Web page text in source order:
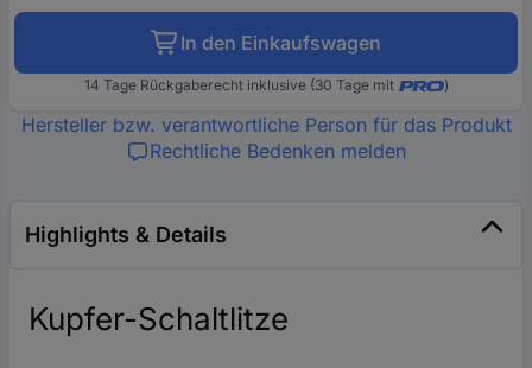
In den Einkaufswagen
14 Tage Rückgaberecht inklusive (30 Tage mit )
Hersteller bzw. verantwortliche Person für das Produkt
Rechtliche Bedenken melden
Highlights & Details
Kupfer-Schaltlitze